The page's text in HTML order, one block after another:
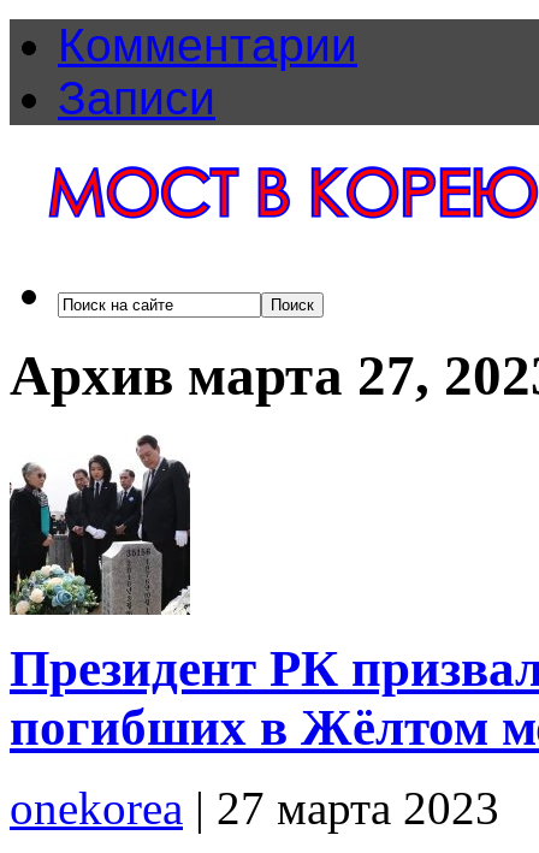
Комментарии
Записи
Архив марта 27,
Президент РК
погибших в Жёлтом
onekorea | 27 марта 2023